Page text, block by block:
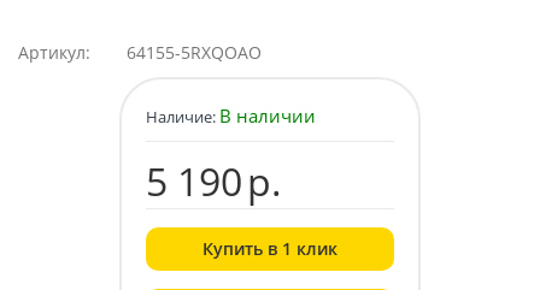
Артикул: 64155-5RXQOAO
Наличие: В наличии
5 190р.
Купить в 1 клик